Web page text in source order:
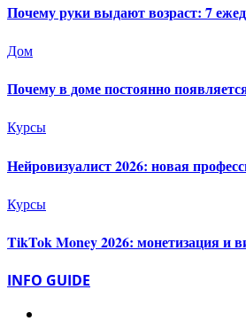
Почему руки выдают возраст: 7
Дом
Почему в доме постоянно
Курсы
Нейровизуалист 2026: новая
Курсы
TikTok Money 2026: монетизация и
INFO GUIDE